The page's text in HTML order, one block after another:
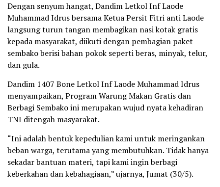
Dengan senyum hangat, Dandim Letkol Inf Laode
Muhammad Idrus bersama Ketua Persit Fitri anti Laode
langsung turun tangan membagikan nasi kotak gratis
kepada masyarakat, diikuti dengan pembagian paket
sembako berisi bahan pokok seperti beras, minyak, telur,
dan gula.
Dandim 1407 Bone Letkol Inf Laode Muhammad Idrus
menyampaikan, Program Warung Makan Gratis dan
Berbagi Sembako ini merupakan wujud nyata kehadiran
TNI ditengah masyarakat.
“Ini adalah bentuk kepedulian kami untuk meringankan
beban warga, terutama yang membutuhkan. Tidak hanya
sekadar bantuan materi, tapi kami ingin berbagi
keberkahan dan kebahagiaan,” ujarnya, Jumat (30/5).